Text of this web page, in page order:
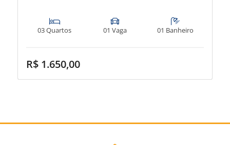
03 Quartos 01 Vaga 01 Banheiro
R$ 1.650,00